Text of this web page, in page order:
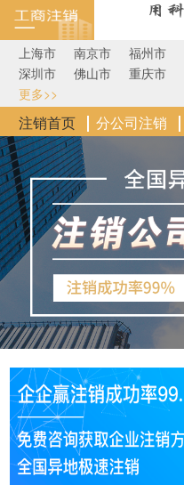
上海市 南京市 福州市
深圳市
佛山市 重庆市
更多>>
注销首页 分公司注销